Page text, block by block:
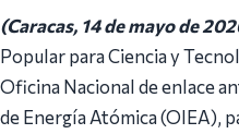
(Caracas, 14 de mayo de
Popular para Ciencia y
Oficina Nacional de enlace
de Energía Atómica (OIEA),